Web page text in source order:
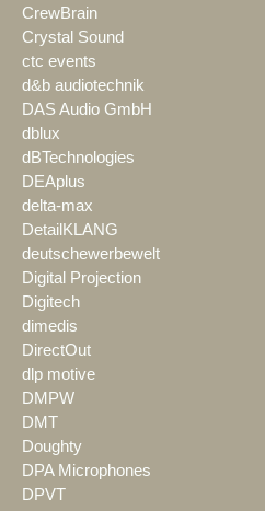
CrewBrain
Crystal Sound
ctc events
d&b audiotechnik
DAS Audio GmbH
dblux
dBTechnologies
DEAplus
delta-max
DetailKLANG
deutschewerbewelt
Digital Projection
Digitech
dimedis
DirectOut
dlp motive
DMPW
DMT
Doughty
DPA Microphones
DPVT